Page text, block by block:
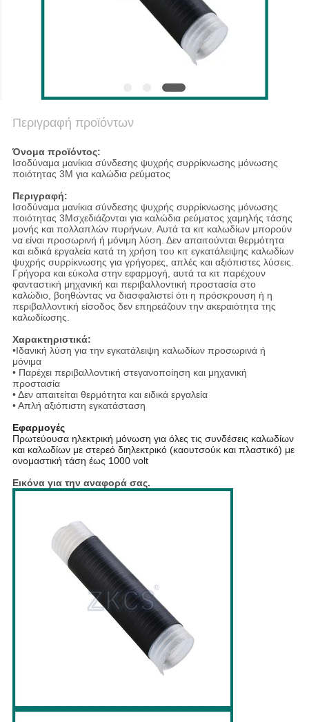
Περιγραφή προϊόντων
Όνομα προϊόντος:
Ισοδύναμα μανίκια σύνδεσης ψυχρής συρρίκνωσης μόνωσης
ποιότητας 3M για καλώδια ρεύματος
Περιγραφή:
Ισοδύναμα μανίκια σύνδεσης ψυχρής συρρίκνωσης μόνωσης
ποιότητας 3Mσχεδιάζονται για καλώδια ρεύματος χαμηλής τάσης
μονής και πολλαπλών πυρήνων. Αυτά τα κιτ καλωδίων μπορούν
να είναι προσωρινή ή μόνιμη λύση. Δεν απαιτούνται θερμότητα
και ειδικά εργαλεία κατά τη χρήση του κιτ εγκατάλειψης καλωδίων
ψυχρής συρρίκνωσης για γρήγορες, απλές και αξιόπιστες λύσεις.
Γρήγορα και εύκολα στην εφαρμογή, αυτά τα κιτ παρέχουν
φανταστική μηχανική και περιβαλλοντική προστασία στο
καλώδιο, βοηθώντας να διασφαλιστεί ότι η πρόσκρουση ή η
περιβαλλοντική είσοδος δεν επηρεάζουν την ακεραιότητα της
καλωδίωσης.
Χαρακτηριστικά:
•Ιδανική λύση για την εγκατάλειψη καλωδίων προσωρινά ή
μόνιμα
• Παρέχει περιβαλλοντική στεγανοποίηση και μηχανική
προστασία
• Δεν απαιτείται θερμότητα και ειδικά εργαλεία
• Απλή αξιόπιστη εγκατάσταση
Εφαρμογές
Πρωτεύουσα ηλεκτρική μόνωση για όλες τις συνδέσεις καλωδίων
και καλωδίων με στερεό διηλεκτρικό (καουτσούκ και πλαστικό) με
ονομαστική τάση έως 1000 volt
Εικόνα για την αναφορά σας.